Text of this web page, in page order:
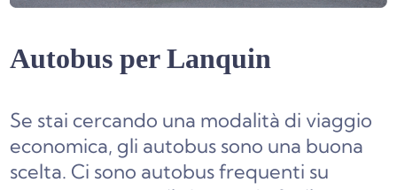
Autobus per Lanquin
Se stai cercando una modalità di viaggio
economica, gli autobus sono una buona
scelta. Ci sono autobus frequenti su